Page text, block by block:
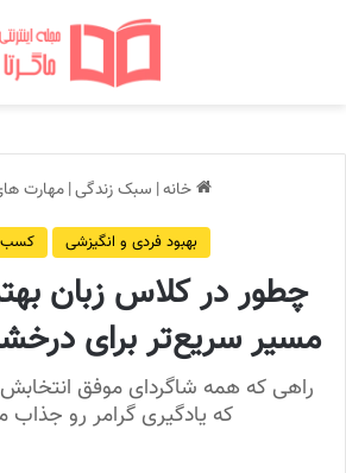
خانه| سبک زندگی| مهارت
بهبود فردی و انگیزشی کسب
چطور در کلاس زبان
مسیر سریع‌تر برای
راهی که همه شاگردای موفق
که یادگیری گرامر رو